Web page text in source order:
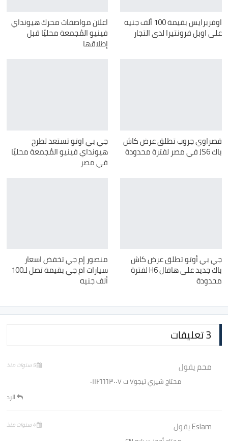
اوفربرايس بقيمة 100 ألف جنيه
على اوبل فرونتيرا لدى التجار
اعلان مواصفات محرك هيونداي
فينيو المُجمعة محليًا قبل
إطلاقها
قصراوي جروب تطلق عرض كاش
باك JS6 في مصر لفترة محدودة
جي بي اوتو تستعد لطرح
هيونداي فينيو المُجمعة محليًا
في مصر
جي بي أوتو تطلق عرض كاش
باك جديد على هافال H6 لفترة
محدودة
منصور إم جي تخفض اسعار
سيارات ام جي بقيمة تصل لـ100
ألف جنيه
3 تعليقات
محميقول 5 سنوات منذ
محتاج شيري تيجو٧ ت ٠١١٢٦٦٦٣٠٠٧
الرد
Eslamيقول 4 سنوات منذ